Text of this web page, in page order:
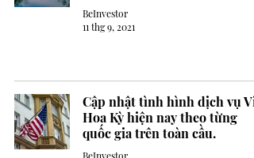
BeInvestor
11 thg 9, 2021
Cập nhật tình hình dịch vụ
Hoa Kỳ hiện nay theo từng
quốc gia trên toàn cầu.
BeInvestor